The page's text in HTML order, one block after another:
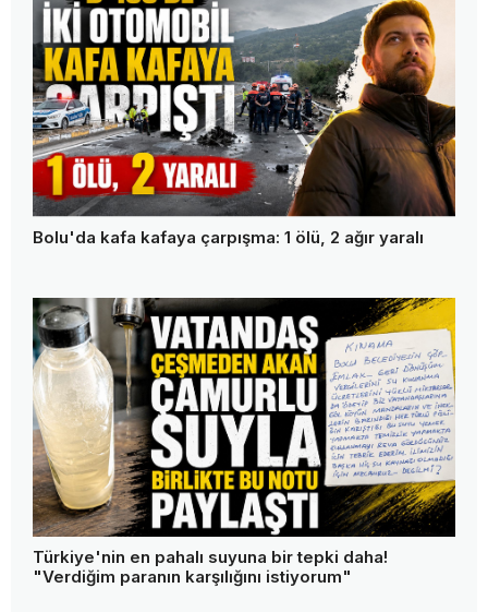
Bolu'da kafa kafaya çarpışma: 1 ölü, 2 ağır yaralı
Türkiye'nin en pahalı suyuna bir tepki daha!
"Verdiğim paranın karşılığını istiyorum"